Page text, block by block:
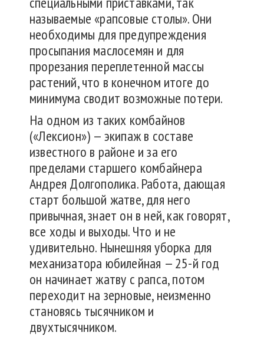
называемые «рапсовые столы». Они
необходимы для предупреждения
просыпания маслосемян и для
прорезания переплетенной массы
растений, что в конечном итоге до
минимума сводит возможные потери.
На одном из таких комбайнов
(«Лексион») — экипаж в составе
известного в районе и за его
пределами старшего комбайнера
Андрея Долгополика. Работа, дающая
старт большой жатве, для него
привычная, знает он в ней, как говорят,
все ходы и выходы. Что и не
удивительно. Нынешняя уборка для
механизатора юбилейная — 25-й год
он начинает жатву с рапса, потом
переходит на зерновые, неизменно
становясь тысячником и
двухтысячником.